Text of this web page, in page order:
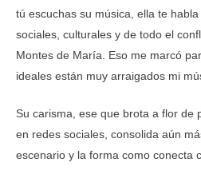
tú escuchas su música, ella te
sociales, culturales y de todo el
Montes de María. Eso me marcó
ideales están muy arraigados mi
Su carisma, ese que brota a flor de
en redes sociales, consolida aún
escenario y la forma como conecta